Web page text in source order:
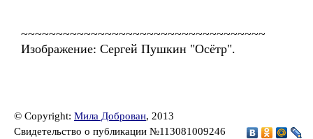
~~~~~~~~~~~~~~~~~~~~~~~~~~~~~~~~~~~
Изображение: Сергей Пушкин "Осётр".
© Copyright: Мила Доброван, 2013
Свидетельство о публикации №113081009246